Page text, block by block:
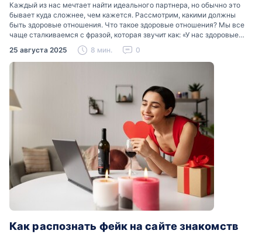
Каждый из нас мечтает найти идеального партнера, но обычно это
бывает куда сложнее, чем кажется. Рассмотрим, какими должны
быть здоровые отношения. Что такое здоровые отношения? Мы все
чаще сталкиваемся с фразой, которая звучит как: «У нас здоровые
отношения». Что именно подразумевается…
25 августа 2025 8 мин. 0
Как распознать фейк на сайте знакомств